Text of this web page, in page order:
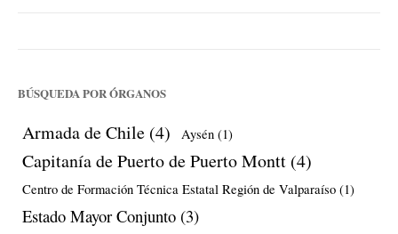
BÚSQUEDA POR ÓRGANOS
Armada de Chile (4) Aysén (1)
Capitanía de Puerto de Puerto Montt (4)
Centro de Formación Técnica Estatal Región de Valparaíso (1)
Estado Mayor Conjunto (3)